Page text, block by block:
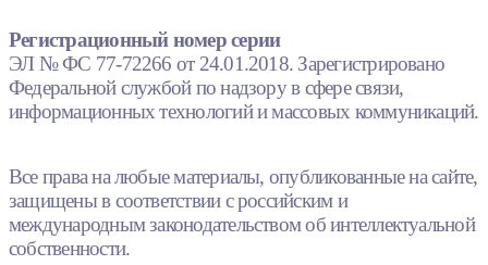
Регистрационный номер серии
ЭЛ № ФС 77-72266 от 24.01.2018. Зарегистрировано
Федеральной службой по надзору в сфере связи,
информационных технологий и массовых коммуникаций.
Все права на любые материалы, опубликованные на сайте,
защищены в соответствии с российским и
международным законодательством об интеллектуальной
собственности.